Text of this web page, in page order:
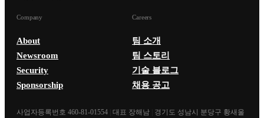
Company
About
Newsroom
Security
Sponsorship
Careers
팀 소개
팀 스토리
기술 블로그
채용 공고
사업자등록번호 460-81-01554 대표 장해남
경기도 성남시 분당구 황새울